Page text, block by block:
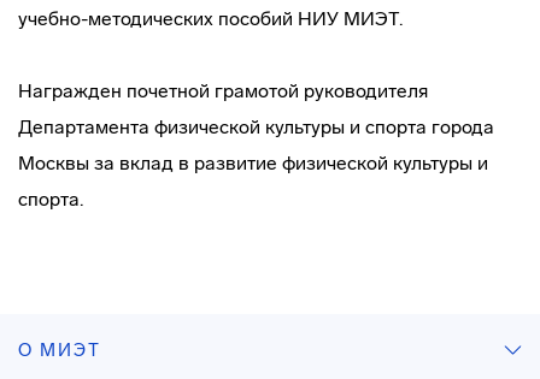
учебно-методических пособий НИУ МИЭТ.
Награжден почетной грамотой руководителя
Департамента физической культуры и спорта города
Москвы за вклад в развитие физической культуры и
спорта.
О МИЭТ